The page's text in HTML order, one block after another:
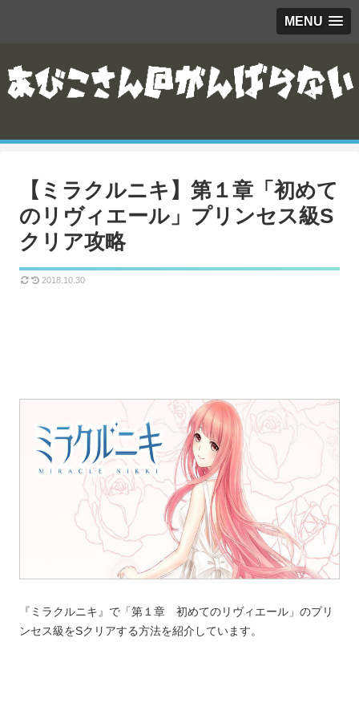
MENU
【ミラクルニキ】第１章「初めて
のリヴィエール」プリンセス級S
クリア攻略
2018.10.30
『ミラクルニキ』で「第１章 初めてのリヴィエール」のプリ
ンセス級をSクリアする方法を紹介しています。